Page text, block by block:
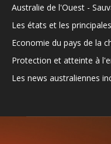
Australie de l'Ouest -
Les états et les
Economie du pays de la
Protection et atteinte à
Les news australiennes